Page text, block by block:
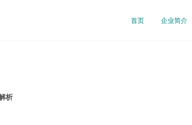
首页 企业简介
析